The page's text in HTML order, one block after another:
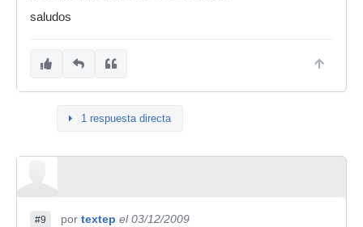
saludos
1 respuesta directa
#9 por textep el 03/12/2009